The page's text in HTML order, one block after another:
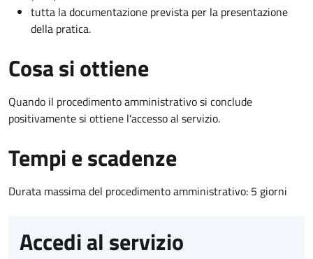
tutta la documentazione prevista per la presentazione
della pratica.
Cosa si ottiene
Quando il procedimento amministrativo si conclude
positivamente si ottiene l'accesso al servizio.
Tempi e scadenze
Durata massima del procedimento amministrativo: 5 giorni
Accedi al servizio